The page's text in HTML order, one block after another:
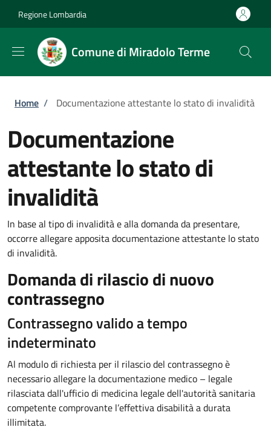
Regione Lombardia
Comune di Miradolo Terme
Briciole di pane
Home / Documentazione attestante lo stato di invalidità
Documentazione
attestante lo stato di
invalidità
In base al tipo di invalidità e alla domanda da presentare,
occorre allegare apposita documentazione attestante lo stato
di invalidità.
Domanda di rilascio di nuovo
contrassegno
Contrassegno valido a tempo
indeterminato
Al modulo di richiesta per il rilascio del contrassegno è
necessario allegare la documentazione medico – legale
rilasciata dall'ufficio di medicina legale dell'autorità sanitaria
competente comprovante l’effettiva disabilità a durata
illimitata.